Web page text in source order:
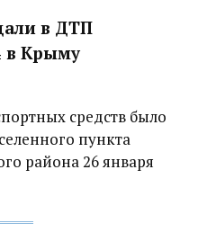
в ДТП
в Крыму
средств было
пункта
района 26 января